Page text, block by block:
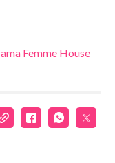
Femme House